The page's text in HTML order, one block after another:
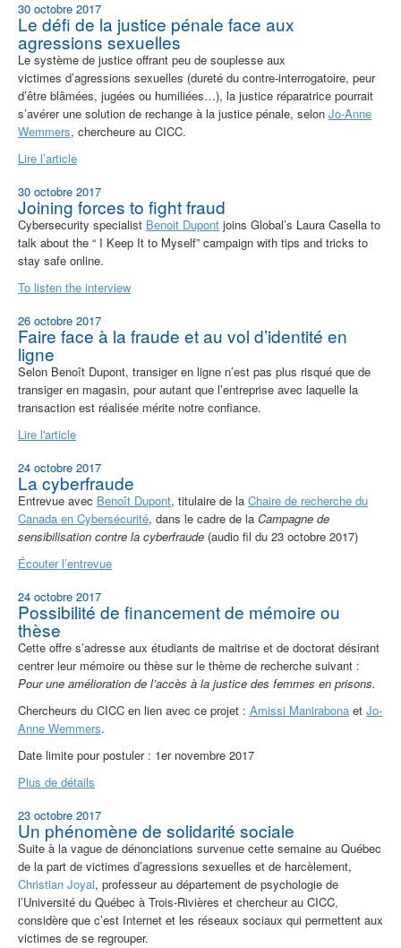
30 octobre 2017
Le défi de la justice pénale face aux
agressions sexuelles
Le système de justice offrant peu de souplesse aux
victimes d’agressions sexuelles (dureté du contre-interrogatoire, peur
d’être blâmées, jugées ou humiliées…), la justice réparatrice pourrait
s’avérer une solution de rechange à la justice pénale, selon Jo-Anne
Wemmers, chercheure au CICC.
Lire l’article
30 octobre 2017
Joining forces to fight fraud
Cybersecurity specialist Benoit Dupont joins Global’s Laura Casella to
talk about the “ I Keep It to Myself” campaign with tips and tricks to
stay safe online.
To listen the interview
26 octobre 2017
Faire face à la fraude et au vol d’identité en
ligne
Selon Benoît Dupont, transiger en ligne n’est pas plus risqué que de
transiger en magasin, pour autant que l’entreprise avec laquelle la
transaction est réalisée mérite notre confiance.
Lire l'article
24 octobre 2017
La cyberfraude
Entrevue avec Benoît Dupont, titulaire de la Chaire de recherche du
Canada en Cybersécurité, dans le cadre de la Campagne de
sensibilisation contre la cyberfraude (audio fil du 23 octobre 2017)
Écouter l’entrevue
24 octobre 2017
Possibilité de financement de mémoire ou
thèse
Cette offre s’adresse aux étudiants de maitrise et de doctorat désirant
centrer leur mémoire ou thèse sur le thème de recherche suivant :
Pour une amélioration de l’accès à la justice des femmes en prisons.
Chercheurs du CICC en lien avec ce projet : Amissi Manirabona et Jo-
Anne Wemmers.
Date limite pour postuler : 1er novembre 2017
Plus de détails
23 octobre 2017
Un phénomène de solidarité sociale
Suite à la vague de dénonciations survenue cette semaine au Québec
de la part de victimes d’agressions sexuelles et de harcèlement,
Christian Joyal, professeur au département de psychologie de
l’Université du Québec à Trois-Rivières et chercheur au CICC,
considère que c’est Internet et les réseaux sociaux qui permettent aux
victimes de se regrouper.